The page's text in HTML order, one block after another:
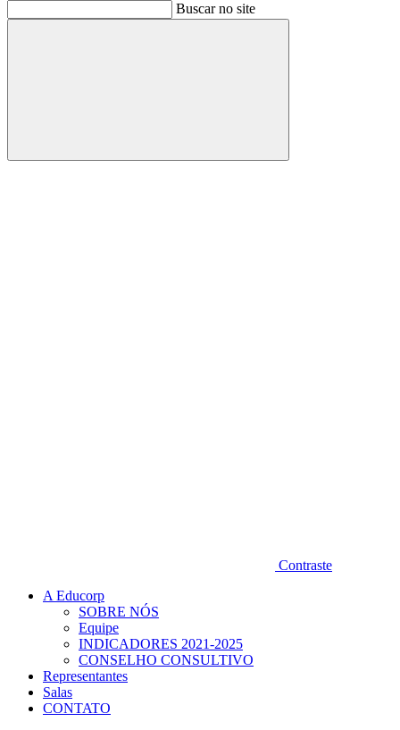
BuscarBuscar no site
Buscar
Contraste
A Educorp
SOBRE NÓS
Equipe
INDICADORES 2021-2025
CONSELHO CONSULTIVO
Representantes
Salas
CONTATO